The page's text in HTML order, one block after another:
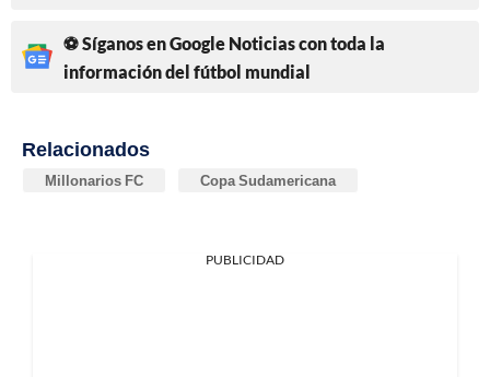
⚽ Síganos en Google Noticias con toda la
información del fútbol mundial
Relacionados
Millonarios FC Copa Sudamericana
PUBLICIDAD